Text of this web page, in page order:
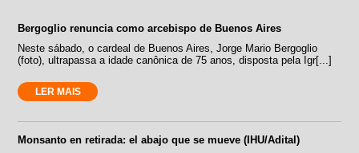
Bergoglio renuncia como arcebispo de Buenos Aires
Neste sábado, o cardeal de Buenos Aires, Jorge Mario Bergoglio
(foto), ultrapassa a idade canônica de 75 anos, disposta pela Igr[...]
LER MAIS
Monsanto en retirada: el abajo que se mueve (IHU/Adital)